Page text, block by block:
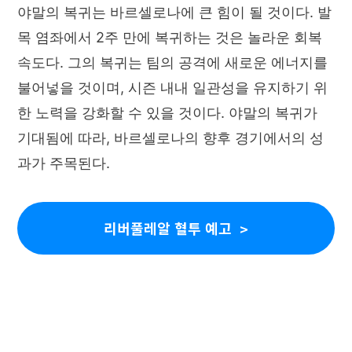
야말의 복귀는 바르셀로나에 큰 힘이 될 것이다. 발
목 염좌에서 2주 만에 복귀하는 것은 놀라운 회복
속도다. 그의 복귀는 팀의 공격에 새로운 에너지를
불어넣을 것이며, 시즌 내내 일관성을 유지하기 위
한 노력을 강화할 수 있을 것이다. 야말의 복귀가
기대됨에 따라, 바르셀로나의 향후 경기에서의 성
과가 주목된다.
리버풀레알 혈투 예고